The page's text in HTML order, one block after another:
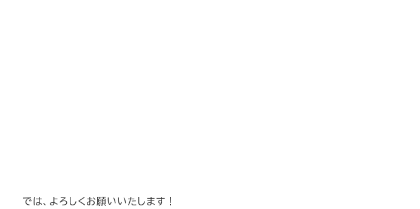
では、よろしくお願いいたします！